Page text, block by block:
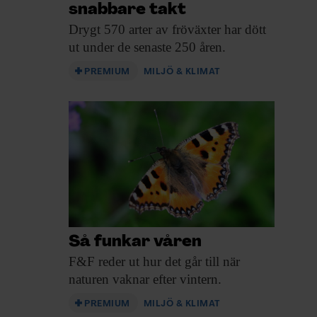
snabbare takt
Drygt 570 arter av fröväxter har dött
ut under de senaste 250 åren.
PREMIUM MILJÖ & KLIMAT
Så funkar våren
F&F reder ut hur det går till när
naturen vaknar efter vintern.
PREMIUM MILJÖ & KLIMAT